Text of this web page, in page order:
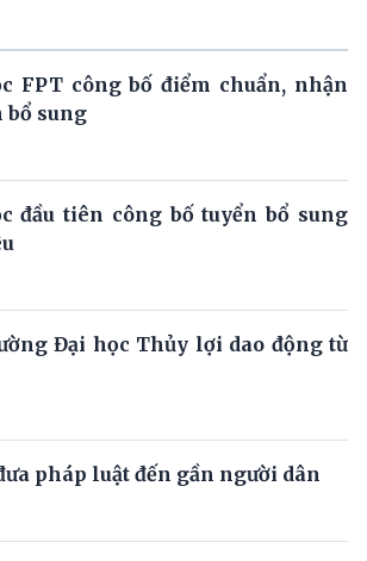
FPT công bố điểm chuẩn, nhận
bổ sung
đầu tiên công bố tuyển bổ sung
Đại học Thủy lợi dao động từ
pháp luật đến gần người dân